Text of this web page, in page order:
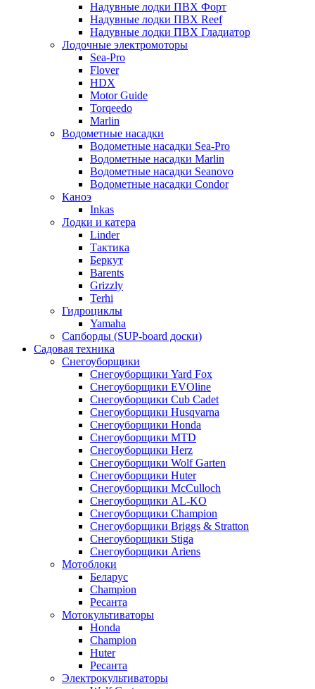
Надувные лодки ПВХ Форт
Надувные лодки ПВХ Reef
Надувные лодки ПВХ Гладиатор
Лодочные электромоторы
Sea-Pro
Flover
HDX
Motor Guide
Torqeedo
Marlin
Водометные насадки
Водометные насадки Sea-Pro
Водометные насадки Marlin
Водометные насадки Seanovo
Водометные насадки Condor
Каноэ
Inkas
Лодки и катера
Linder
Тактика
Беркут
Barents
Grizzly
Terhi
Гидроциклы
Yamaha
Сапборды (SUP-board доски)
Садовая техника
Снегоуборщики
Снегоуборщики Yard Fox
Снегоуборщики EVOline
Снегоуборщики Cub Cadet
Снегоуборщики Husqvarna
Снегоуборщики Honda
Снегоуборщики MTD
Снегоуборщики Herz
Снегоуборщики Wolf Garten
Снегоуборщики Huter
Снегоуборщики McCulloch
Снегоуборщики AL-KO
Снегоуборщики Champion
Снегоуборщики Briggs & Stratton
Снегоуборщики Stiga
Снегоуборщики Ariens
Мотоблоки
Беларус
Champion
Ресанта
Мотокультиваторы
Honda
Champion
Huter
Ресанта
Электрокультиваторы